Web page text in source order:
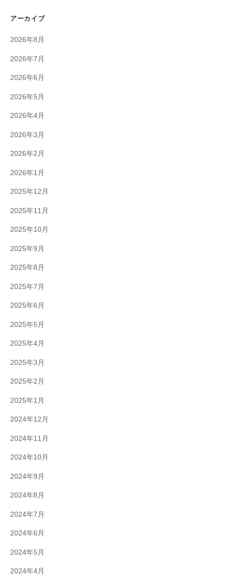
アーカイブ
2026年8月
2026年7月
2026年6月
2026年5月
2026年4月
2026年3月
2026年2月
2026年1月
2025年12月
2025年11月
2025年10月
2025年9月
2025年8月
2025年7月
2025年6月
2025年5月
2025年4月
2025年3月
2025年2月
2025年1月
2024年12月
2024年11月
2024年10月
2024年9月
2024年8月
2024年7月
2024年6月
2024年5月
2024年4月